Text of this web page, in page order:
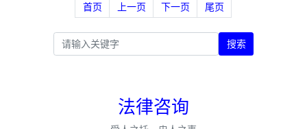
首页 上一页 下一页 尾页
搜索
法律咨询